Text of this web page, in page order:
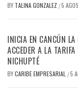
BY TALINA GONZALEZ /5
INICIA EN CANCÚN
ACCEDER A LA
NICHUPTÉ
BYCARIBE EMPRESARIAL /5